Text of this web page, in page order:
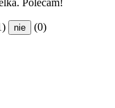
nie (0)